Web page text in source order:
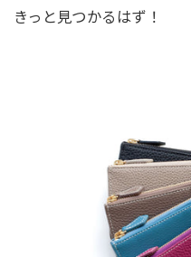
きっと見つかるはず！